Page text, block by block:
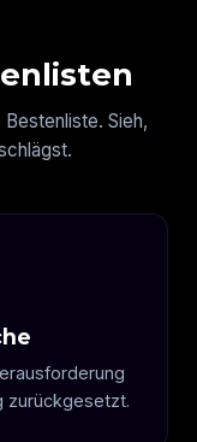
Sieh,
zurückgesetzt.